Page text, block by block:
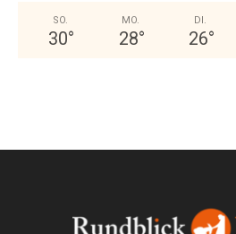
SO.
30°
MO.
28°
DI.
26°